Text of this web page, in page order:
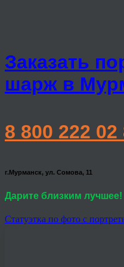
Заказать
шарж в
8 800 222 02
г.Мурманск, ул. Сомова, 11
Дарите близким лучшее!
Статуэтка по фото с